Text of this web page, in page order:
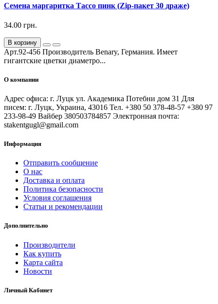
Семена маргаритка Тассо пинк (Zip-пакет 30 драже)
34.00 грн.
В корзину
Арт.92-456 Производитель Benary, Германия. Имеет
гигантские цветки диаметро...
О компании
Адрес офиса: г. Луцк ул. Академика Потебни дом 31 Для
писем: г. Луцк, Украина, 43016 Тел. +380 50 378-48-57 +380 97
233-98-49 Вайбер 380503784857 Электронная почта:
stakentgugl@gmail.com
Информация
Отправить сообщение
О нас
Доставка и оплата
Политика безопасности
Условия соглашения
Статьи и рекомендации
Дополнительно
Производители
Как купить
Карта сайта
Новости
Личный Кабинет